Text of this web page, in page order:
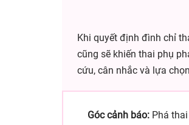
Khi quyết định đình chỉ
cũng sẽ khiến thai phụ
cứu, cân nhắc và lựa
Góc cảnh báo: Phá